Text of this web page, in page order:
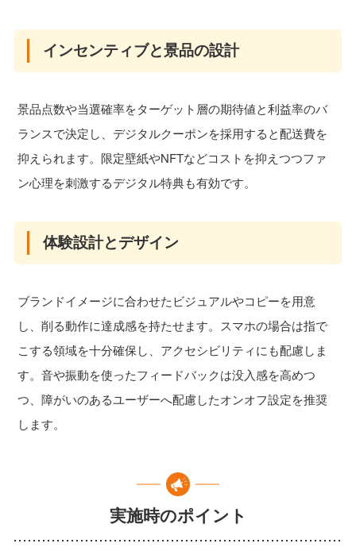
インセンティブと景品の設計
景品点数や当選確率をターゲット層の期待値と利益率のバ
ランスで決定し、デジタルクーポンを採用すると配送費を
抑えられます。限定壁紙やNFTなどコストを抑えつつファ
ン心理を刺激するデジタル特典も有効です。
体験設計とデザイン
ブランドイメージに合わせたビジュアルやコピーを用意
し、削る動作に達成感を持たせます。スマホの場合は指で
こする領域を十分確保し、アクセシビリティにも配慮しま
す。音や振動を使ったフィードバックは没入感を高めつ
つ、障がいのあるユーザーへ配慮したオンオフ設定を推奨
します。
実施時のポイント